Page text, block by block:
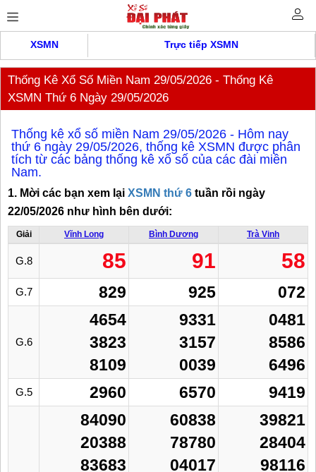
XSMN Trực tiếp XSMN
Thống Kê Xổ Số Miền Nam 29/05/2026 - Thống Kê
XSMN Thứ 6 Ngày 29/05/2026
Thống kê xổ số miền Nam 29/05/2026 - Hôm nay
thứ 6 ngày 29/05/2026, thống kê XSMN được phân
tích từ các bảng thống kê xổ số của các đài miền
Nam.
1. Mời các bạn xem lại XSMN thứ 6 tuần rồi ngày
22/05/2026 như hình bên dưới:
Giải Vĩnh Long Bình Dương Trà Vinh
G.8 85 91 58
G.7 829 925 072
G.6
4654
3823
8109
9331
3157
0039
0481
8586
6496
G.5 2960 6570 9419
84090
20388
83683
60838
78780
04017
39821
28404
98116